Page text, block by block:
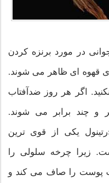
در مورد برنزه کردن
قهوه ای ظاهر می شوند.
اگر هر روز ضدآفتاب
و چند برابر می شوند.
یکی از قوی ترین
زیرا چرخه سلولی را
پوست را صاف می کند و